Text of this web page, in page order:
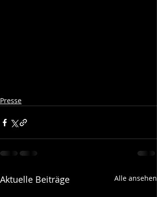
Presse
Aktuelle Beiträge Alle ansehen